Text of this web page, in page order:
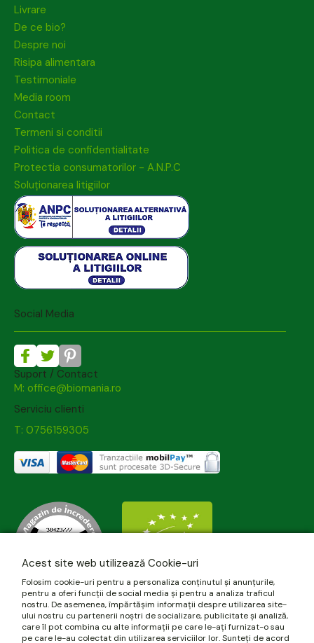
Livrare
De ce bio?
Despre noi
Risipa alimentara
Testimoniale
Media room
Contact
Termeni si conditii
Politica de confidentialitate
Protectia consumatorilor - A.N.P.C
Soluționarea litigiilor
Social Media
Suport / Contact
M: office@biomania.ro
Serviciu clienti
T: 0756159305
Acest site web utilizează Cookie-uri
Folosim cookie-uri pentru a personaliza conținutul și anunțurile,
pentru a oferi funcții de social media și pentru a analiza traficul
nostru. De asemenea, împărtășim informații despre utilizarea site-
ului nostru cu partenerii noștri de socializare, publicitate și analiză,
care îl pot combina cu alte informații pe care le-ați furnizat-o sau
pe care le-au colectat din utilizarea serviciilor lor. Sunteți de acord